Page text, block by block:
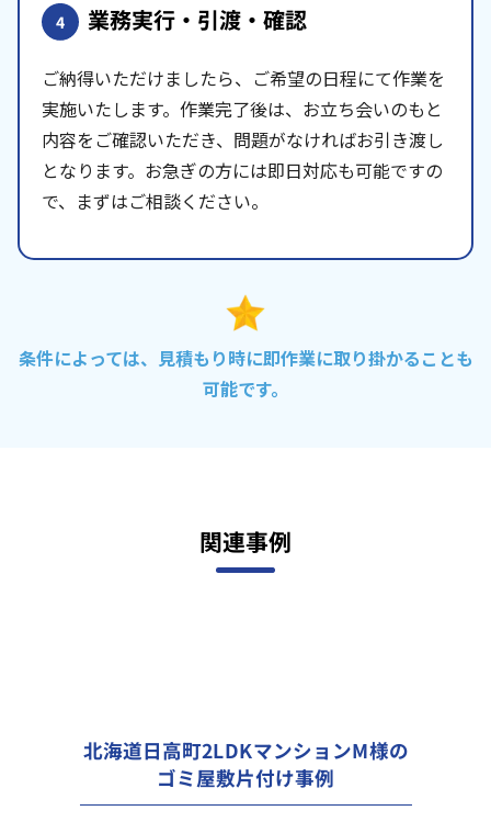
4 業務実行・引渡・確認
ご納得いただけましたら、ご希望の日程にて作業を
実施いたします。作業完了後は、お立ち会いのもと
内容をご確認いただき、問題がなければお引き渡し
となります。お急ぎの方には即日対応も可能ですの
で、まずはご相談ください。
条件によっては、見積もり時に即作業に取り掛かることも
可能です。
関連事例
北海道日高町2LDKマンションM様の
ゴミ屋敷片付け事例